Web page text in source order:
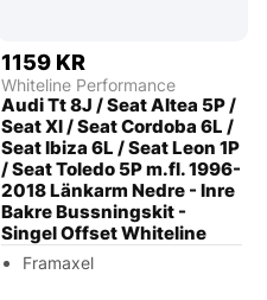
1159 KR
Whiteline Performance
Audi Tt 8J / Seat Altea 5P /
Seat Xl / Seat Cordoba 6L /
Seat Ibiza 6L / Seat Leon 1P
/ Seat Toledo 5P m.fl. 1996-
2018 Länkarm Nedre - Inre
Bakre Bussningskit -
Singel Offset Whiteline
Framaxel